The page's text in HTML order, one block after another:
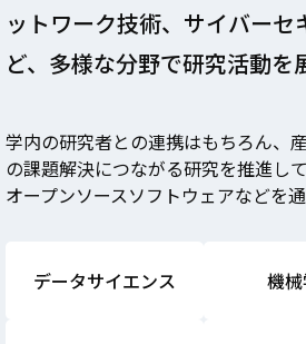
ットワーク技術、サイバー
ど、多様な分野で研究活動を
学内の研究者との連携はもちろん、
の課題解決につながる研究を推進し
オープンソースソフトウェアなどを
データサイエンス 機